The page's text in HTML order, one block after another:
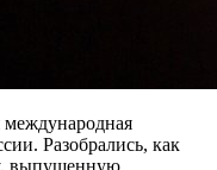
Разобрались, как